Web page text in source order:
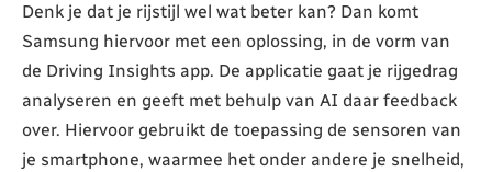
Denk je dat je rijstijl wel wat beter kan? Dan komt
Samsung hiervoor met een oplossing, in de vorm van
de Driving Insights app. De applicatie gaat je rijgedrag
analyseren en geeft met behulp van AI daar feedback
over. Hiervoor gebruikt de toepassing de sensoren van
je smartphone, waarmee het onder andere je snelheid,